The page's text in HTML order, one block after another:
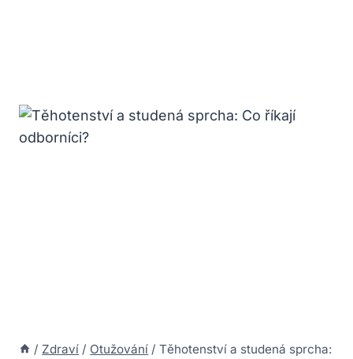
/ Zdraví / Otužování / Těhotenství a studená sprcha: